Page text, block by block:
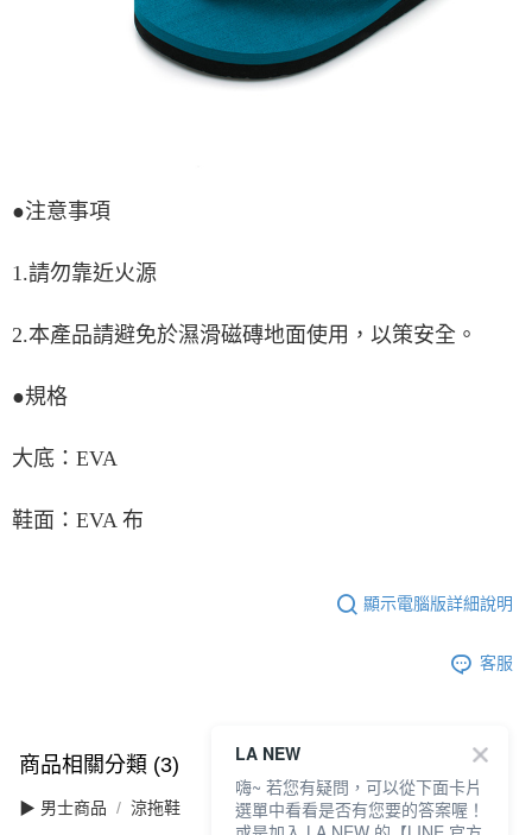
●注意事項
1.請勿靠近火源
2.本產品請避免於濕滑磁磚地面使用，以策安全。
●規格
大底：EVA
鞋面：EVA 布
顯示電腦版詳細說明
客服
商品相關分類 (3) 查看全部
▶ 男士商品 涼拖鞋
LA NEW
嗨~ 若您有疑問，可以從下面卡片
選單中看看是否有您要的答案喔！